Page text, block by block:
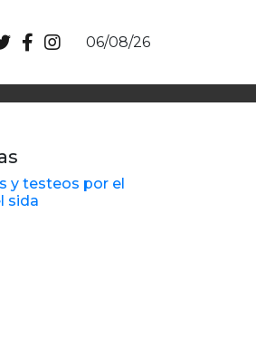
06/08/26
y testeos por el
sida